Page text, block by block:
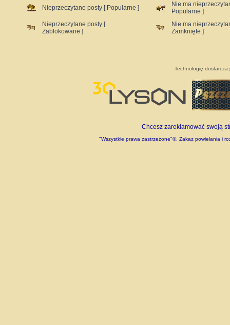
Nieprzeczytane posty [ Popularne ]
Nie ma
Popularne ]
Nieprzeczytane posty [
Zablokowane ]
Nie ma
Zamknięte ]
Technologię dostarcza
Chcesz zareklamować swoją
"Wszystkie prawa zastrzeżone"©. Zakaz powielania i